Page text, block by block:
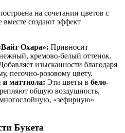
на сочетании цветов с
вместе создают эффект
Охара»: Привносит
кремово-белый оттенок.
изысканности благодаря
песочно-розовому цвету.
маттиола: Эти цветы в бело-
общую воздушность,
«зефирную»
Букета